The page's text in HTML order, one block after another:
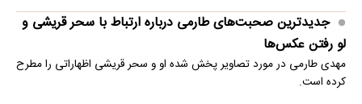
جدیدترین صحبت‌های طارمی درباره ارتباط با سحر قریشی و
لو رفتن عکس‌ها
مهدی طارمی در مورد تصاویر پخش شده او و سحر قریشی اظهاراتی را مطرح
کرده است.